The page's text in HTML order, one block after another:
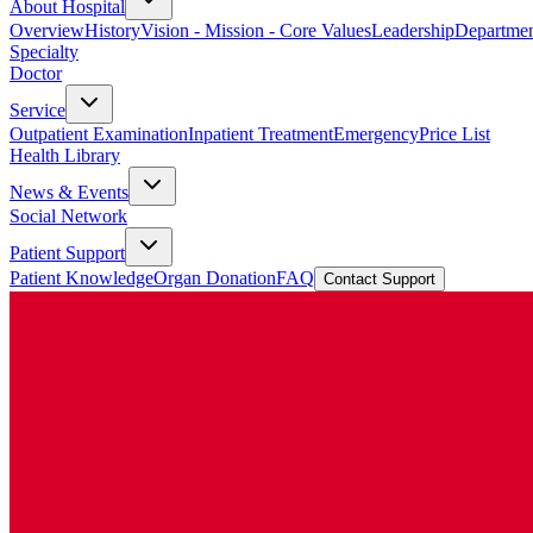
About Hospital
OverviewHistoryVision - Mission - Core ValuesLeadership
Specialty
Doctor
Service
Outpatient ExaminationInpatient TreatmentEmergencyPrice List
Health Library
News & Events
Social Network
Patient Support
Patient KnowledgeOrgan DonationFAQ Contact Support